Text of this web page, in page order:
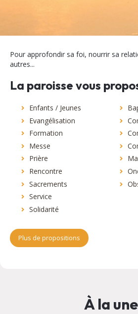
Pour approfondir sa foi, nourrir sa
autres...
La paroisse vous
Enfants / Jeunes
Evangélisation
Formation
Messe
Prière
Rencontre
Sacrements
Service
Solidarité
Plus de propositions
À la une